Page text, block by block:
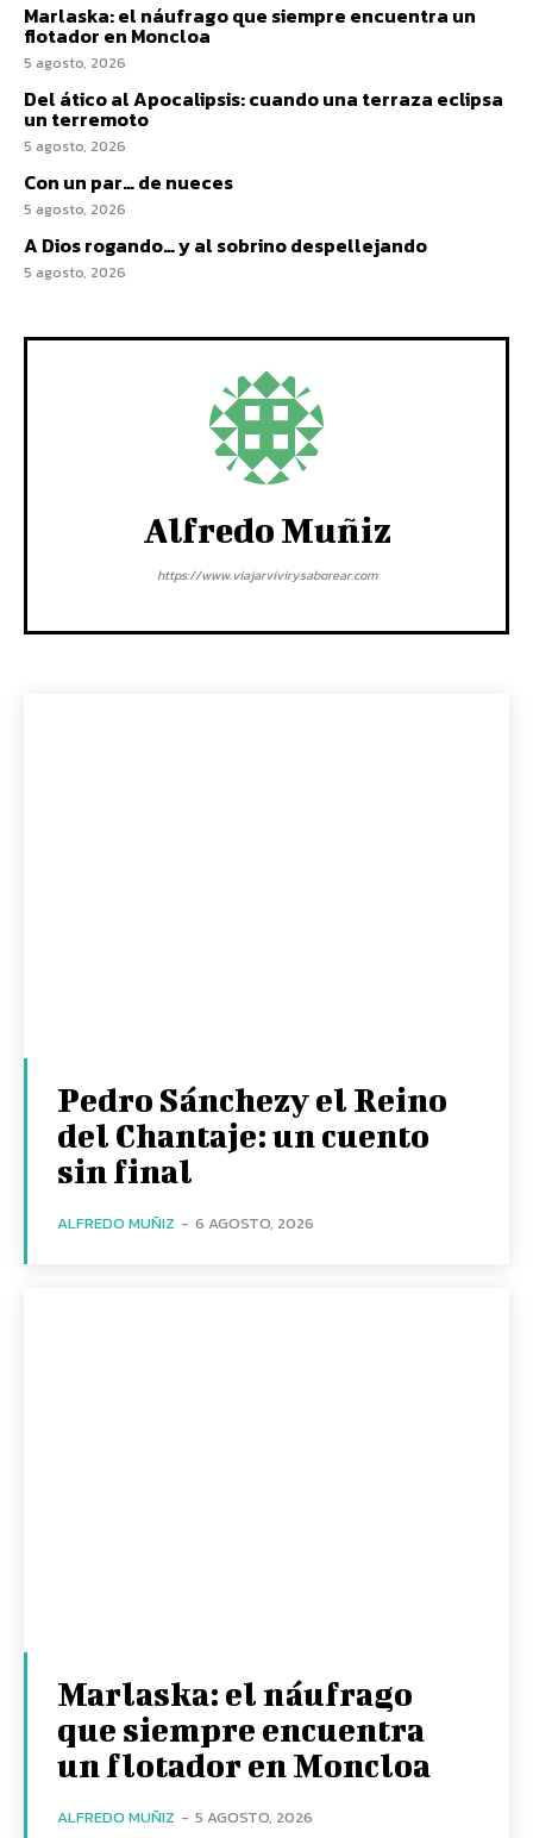
Marlaska: el náufrago que siempre encuentra un
flotador en Moncloa
5 agosto, 2026
Del ático al Apocalipsis: cuando una terraza eclipsa
un terremoto
5 agosto, 2026
Con un par… de nueces
5 agosto, 2026
A Dios rogando… y al sobrino despellejando
5 agosto, 2026
Alfredo Muñiz
https://www.viajarvivirysaborear.com
Pedro Sánchezy el Reino
del Chantaje: un cuento
sin final
ALFREDO MUÑIZ - 6 AGOSTO, 2026
Marlaska: el náufrago
que siempre encuentra
un flotador en Moncloa
ALFREDO MUÑIZ - 5 AGOSTO, 2026